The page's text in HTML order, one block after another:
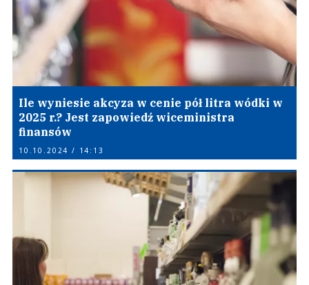
Ile wyniesie akcyza w cenie pół litra wódki w
2025 r.? Jest zapowiedź wiceministra
finansów
10.10.2024 / 14:13